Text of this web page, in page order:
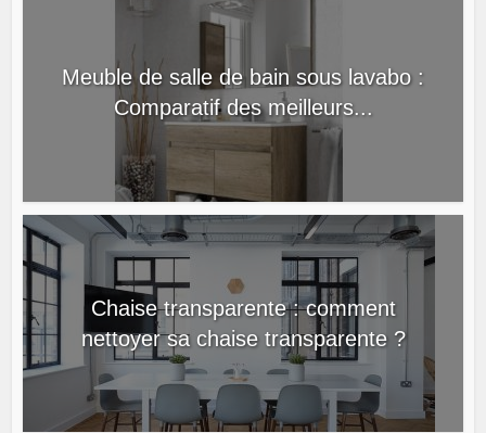
Meuble de salle de bain sous lavabo :
Comparatif des meilleurs...
Chaise transparente : comment
nettoyer sa chaise transparente ?